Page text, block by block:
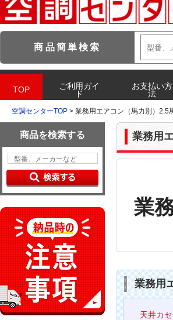
空調センターTOP > 業務用エアコン（馬力別）2.5
業務用
業
業務用
天井カ